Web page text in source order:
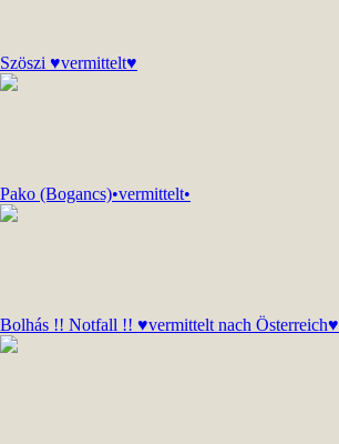
Szöszi ♥vermittelt♥
Pako (Bogancs)•vermittelt•
Bolhás !! Notfall !! ♥vermittelt nach Österreich♥